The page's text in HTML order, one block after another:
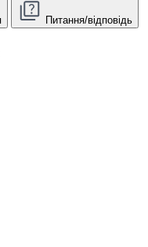
Питання/відповідь